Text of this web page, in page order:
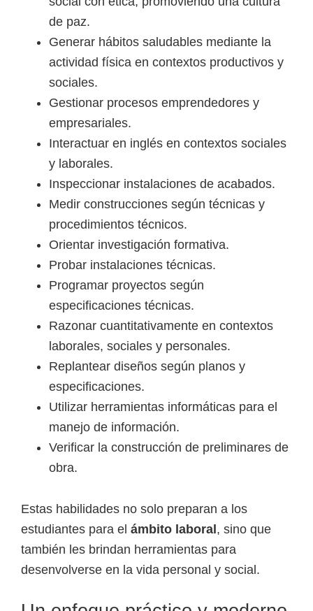
de paz.
Generar hábitos saludables mediante la
actividad física en contextos productivos y
sociales.
Gestionar procesos emprendedores y
empresariales.
Interactuar en inglés en contextos sociales
y laborales.
Inspeccionar instalaciones de acabados.
Medir construcciones según técnicas y
procedimientos técnicos.
Orientar investigación formativa.
Probar instalaciones técnicas.
Programar proyectos según
especificaciones técnicas.
Razonar cuantitativamente en contextos
laborales, sociales y personales.
Replantear diseños según planos y
especificaciones.
Utilizar herramientas informáticas para el
manejo de información.
Verificar la construcción de preliminares de
obra.
Estas habilidades no solo preparan a los
estudiantes para el ámbito laboral, sino que
también les brindan herramientas para
desenvolverse en la vida personal y social.